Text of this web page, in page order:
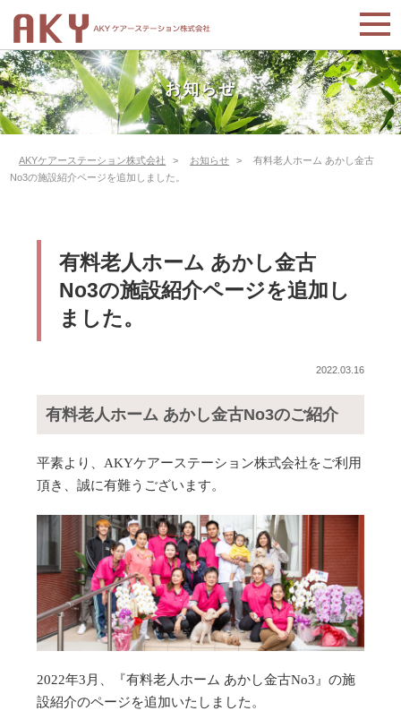
お知らせ
AKYケアーステーション株式会社 > お知らせ >
有料老人ホーム あかし金古
No3の施設紹介ページを追加しました。
有料老人ホーム あかし金古
No3の施設紹介ページを追加し
ました。
2022.03.16
有料老人ホーム あかし金古No3のご紹介
平素より、AKYケアーステーション株式会社をご利用
頂き、誠に有難うございます。
2022年3月、『有料老人ホーム あかし金古No3』の施
設紹介のページを追加いたしました。